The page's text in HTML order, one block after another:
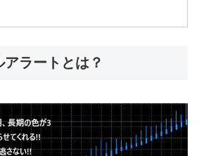
ラートとは？